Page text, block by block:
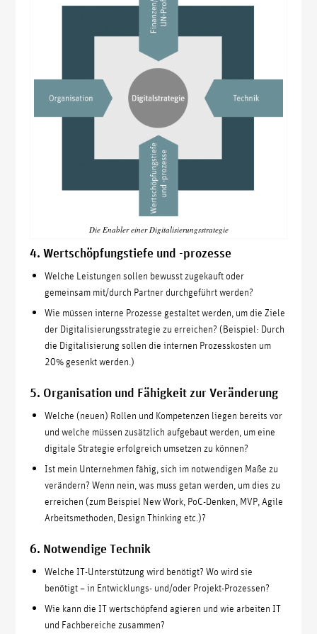
Die Enabler einer Digitalisierungsstrategie
4. Wertschöpfungstiefe und -prozesse
Welche Leistungen sollen bewusst zugekauft oder
gemeinsam mit/durch Partner durchgeführt werden?
Wie müssen interne Prozesse gestaltet werden, um die Ziele
der Digitalisierungsstrategie zu erreichen? (Beispiel: Durch
die Digitalisierung sollen die internen Prozesskosten um
20% gesenkt werden.)
5. Organisation und Fähigkeit zur Veränderung
Welche (neuen) Rollen und Kompetenzen liegen bereits vor
und welche müssen zusätzlich aufgebaut werden, um eine
digitale Strategie erfolgreich umsetzen zu können?
Ist mein Unternehmen fähig, sich im notwendigen Maße zu
verändern? Wenn nein, was muss getan werden, um dies zu
erreichen (zum Beispiel New Work, PoC-Denken, MVP, Agile
Arbeitsmethoden, Design Thinking etc.)?
6. Notwendige Technik
Welche IT-Unterstützung wird benötigt? Wo wird sie
benötigt – in Entwicklungs- und/oder Projekt-Prozessen?
Wie kann die IT wertschöpfend agieren und wie arbeiten IT
und Fachbereiche zusammen?